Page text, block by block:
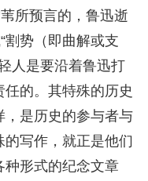
所预言的，鲁迅逝
割势（即曲解或支
人是要沿着鲁迅打
的。其特殊的历史
是历史的参与者与
写作，就正是他们
种形式的纪念文章